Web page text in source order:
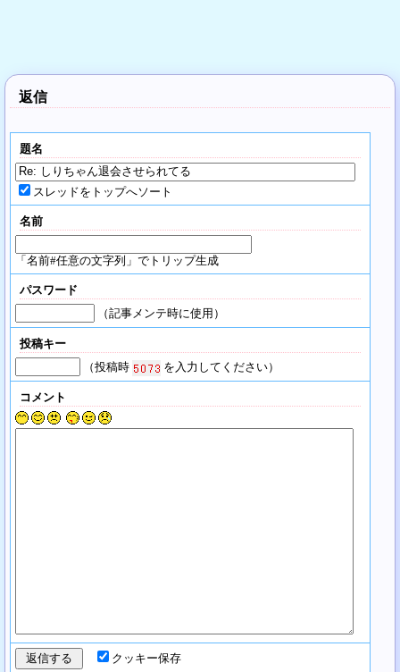
返信
題名
スレッドをトップへソート
名前
「名前#任意の文字列」でトリップ生成
パスワード
（記事メンテ時に使用）
投稿キー
（投稿時
を入力してください）
コメント
クッキー保存